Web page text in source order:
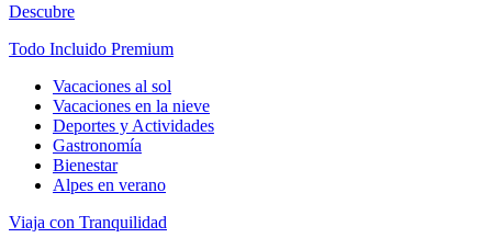
Descubre
Todo Incluido Premium
Vacaciones al sol
Vacaciones en la nieve
Deportes y Actividades
Gastronomía
Bienestar
Alpes en verano
Viaja con Tranquilidad